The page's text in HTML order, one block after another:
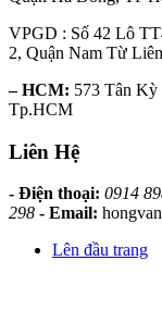
VPGD : Số 42 Lô
2, Quận Nam Từ
– HCM: 573 Tân Kỳ
Tp.HCM
Liên Hệ
- Điện thoại: 0914
298 - Email:
Lên đầu trang